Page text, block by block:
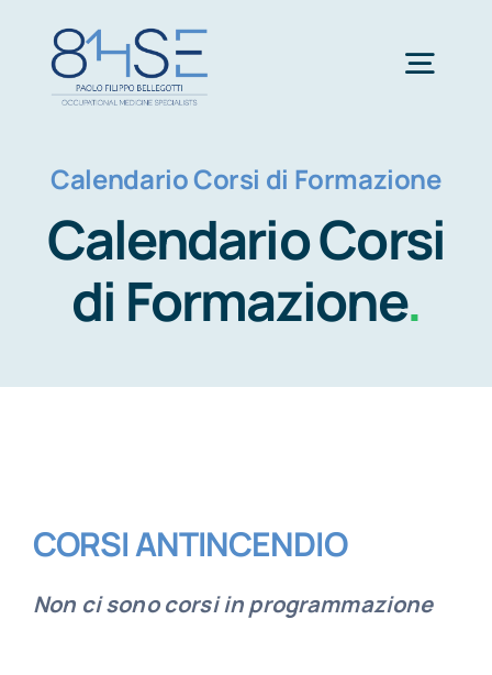
contenuto
Calendario Corsi di Formazione
Calendario Corsi
di Formazione.
CORSI ANTINCENDIO
Non ci sono corsi in programmazione